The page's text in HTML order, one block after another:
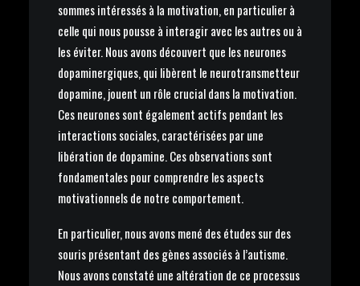
sommes intéressés à la motivation, en particulier à
celle qui nous pousse à interagir avec les autres ou à
les éviter. Nous avons découvert que les neurones
dopaminergiques, qui libèrent le neurotransmetteur
dopamine, jouent un rôle crucial dans la motivation.
Ces neurones sont également actifs pendant les
interactions sociales, caractérisées par une
libération de dopamine. Ces observations sont
fondamentales pour comprendre les aspects
motivationnels de notre comportement.
En particulier, nous avons mené des études sur des
souris présentant des gènes associés à l’autisme.
Nous avons constaté une altération de ce processus